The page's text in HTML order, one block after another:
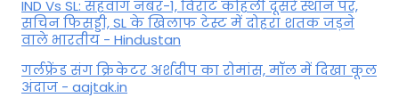
IND Vs SL: सहवाग नंबर-1, विराट कोहली दूसरे स्थान पर,
सचिन फिसड्डी, SL के खिलाफ टेस्ट में दोहरा शतक जड़ने
वाले भारतीय - Hindustan
गर्लफ्रेंड संग क्रिकेटर अर्शदीप का रोमांस, मॉल में द‍िखा कूल
अंदाज - aajtak.in